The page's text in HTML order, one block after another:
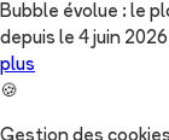
Bubble évolue : le
depuis le 4 juin
plus
🍪